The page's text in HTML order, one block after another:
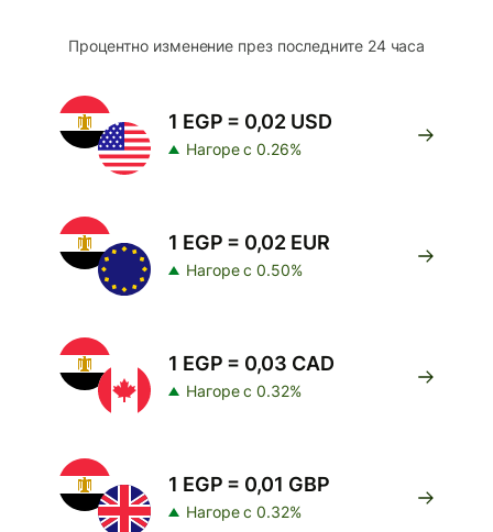
Процентно изменение през последните 24 часа
1 EGP = 0,02 USD
Нагоре с 0.26%
1 EGP = 0,02 EUR
Нагоре с 0.50%
1 EGP = 0,03 CAD
Нагоре с 0.32%
1 EGP = 0,01 GBP
Нагоре с 0.32%